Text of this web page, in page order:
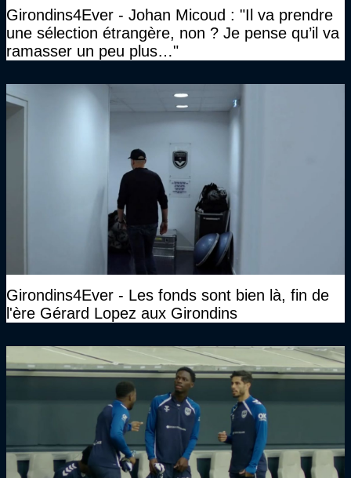
Girondins4Ever - Johan Micoud : "Il va prendre
une sélection étrangère, non ? Je pense qu’il va
ramasser un peu plus…"
Girondins4Ever - Les fonds sont bien là, fin de
l'ère Gérard Lopez aux Girondins